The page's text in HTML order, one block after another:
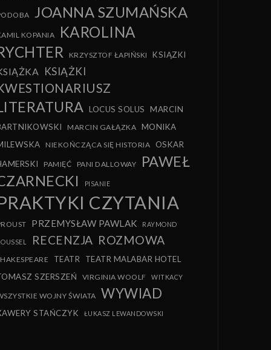
JOANNA SZUMAŃSKA
KOPANIA
KAROLINA
KRZYSZTOF ŁAPIŃSKI KSIĄZKI
KSIĄŻKI
LOCUS SOLUS
MARCIN
MARCIN GAŁĄZKA MONIKA
NIEKOŃCZĄCA SIĘ HISTORIA OSKAR
PAMIĘĆ PANI DALLOWAY
PAWEŁ
PISANIE
CZYTANIA
PRZEMYSŁAW PAWLAK RAYMOND
RECENZJA ROZMOWA
TEATR
TEATR MALABAR HOTEL
SZERSZEŃ
VIRGINIA WOOLF WITKACY
WOJNY ŚWIATA WYWIAD
STAŃCZYK ŁUKASZ LEWANDOWSKI